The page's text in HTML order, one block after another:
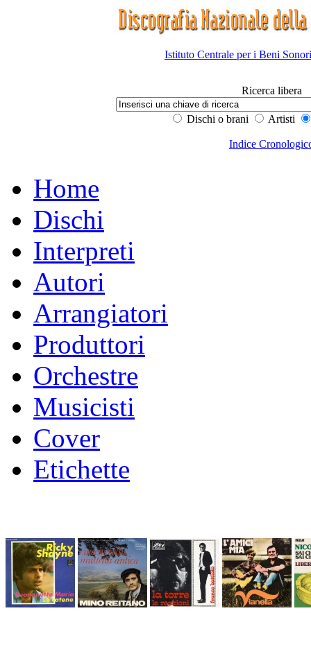
Istituto Centrale per i Beni
Ricerca libera
Dischi o brani Artisti
Indice
Home
Dischi
Interpreti
Autori
Arrangiatori
Produttori
Orchestre
Musicisti
Cover
Etichette